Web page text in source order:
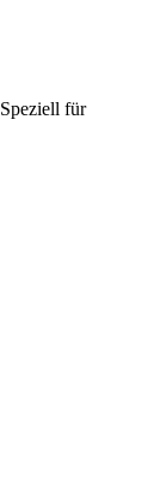
Speziell für